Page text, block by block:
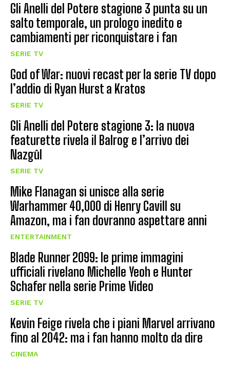
Gli Anelli del Potere stagione 3 punta su un
salto temporale, un prologo inedito e
cambiamenti per riconquistare i fan
SERIE TV
God of War: nuovi recast per la serie TV dopo
l’addio di Ryan Hurst a Kratos
SERIE TV
Gli Anelli del Potere stagione 3: la nuova
featurette rivela il Balrog e l’arrivo dei
Nazgûl
SERIE TV
Mike Flanagan si unisce alla serie
Warhammer 40,000 di Henry Cavill su
Amazon, ma i fan dovranno aspettare anni
ENTERTAINMENT
Blade Runner 2099: le prime immagini
ufficiali rivelano Michelle Yeoh e Hunter
Schafer nella serie Prime Video
SERIE TV
Kevin Feige rivela che i piani Marvel arrivano
fino al 2042: ma i fan hanno molto da dire
CINEMA